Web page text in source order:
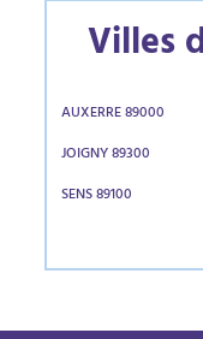
Villes
AUXERRE 89000
JOIGNY 89300
SENS 89100